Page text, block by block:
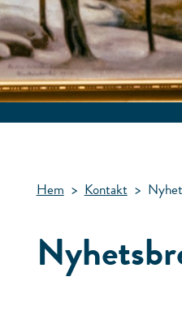
Hem > Kontakt >